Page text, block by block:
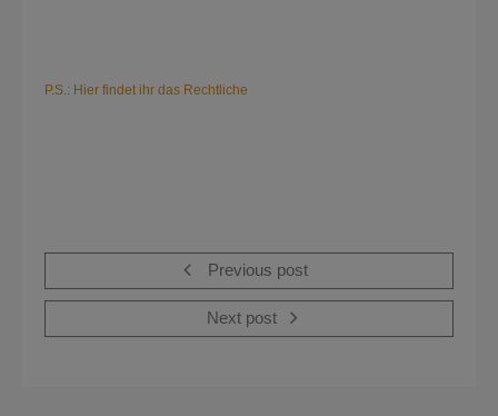
P.S.: Hier findet ihr das Rechtliche
Previous post
Next post